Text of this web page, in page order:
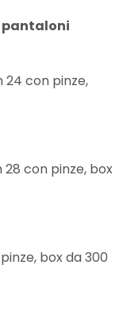
pantaloni
con pinze,
con pinze, box
box da 300